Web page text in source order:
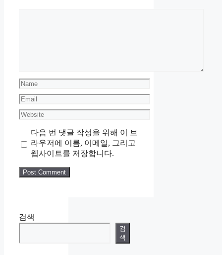
Name
Email
Website
다음 번 댓글 작성을 위해 이 브
라우저에 이름, 이메일, 그리고
웹사이트를 저장합니다.
검색
검
색